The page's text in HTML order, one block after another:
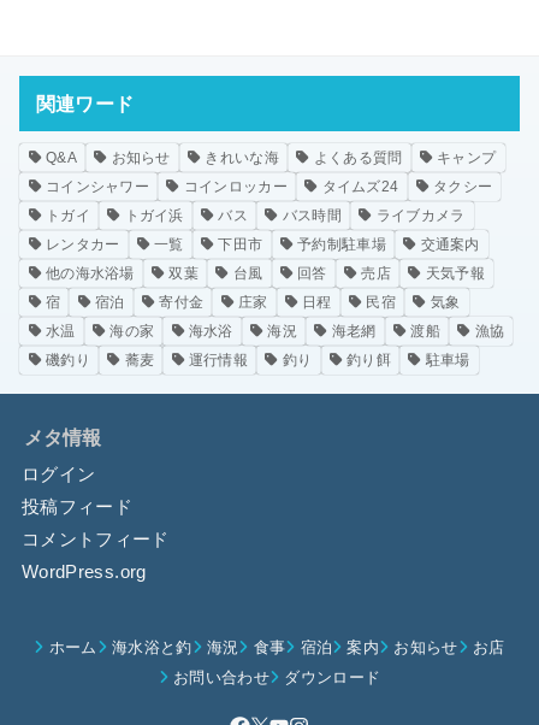
関連ワード
Q&A お知らせ きれいな海 よくある質問
キャンプ
コインシャワー
コインロッカー タイムズ24
タクシー
トガイ
トガイ浜 バス バス時間
ライブカメラ
レンタカー
一覧 下田市 予約制駐車場
交通案内
他の海水浴場
双葉 台風 回答 売店
天気予報
宿
宿泊 寄付金 庄家 日程 民宿
気象
水温
海の家 海水浴 海況 海老網 渡船
漁協
磯釣り
蕎麦 運行情報 釣り 釣り餌 駐車場
メタ情報
ログイン
投稿フィード
コメントフィード
WordPress.org
ホーム 海水浴と釣 海況 食事 宿泊 案内 お知らせ
お店
お問い合わせ
ダウンロード